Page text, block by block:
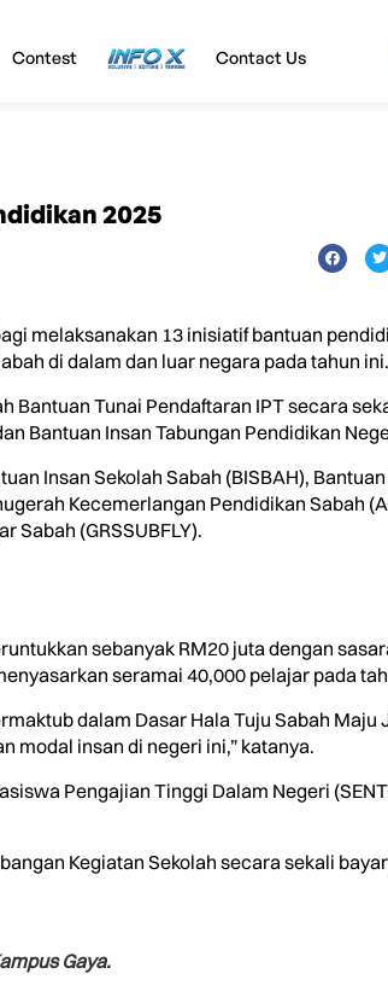
Contest InfoX Contact Us
2025
melaksanakan 13 inisiatif bantuan
di dalam dan luar negara pada tahun ini.
Tunai Pendaftaran IPT secara
Bantuan Insan Tabungan Pendidikan
Insan Sekolah Sabah (BISBAH),
Kecemerlangan Pendidikan Sabah
Sabah (GRSSUBFLY).
sebanyak RM20 juta dengan
seramai 40,000 pelajar pada
dalam Dasar Hala Tuju Sabah Maju
modal insan di negeri ini,” katanya.
Pengajian Tinggi Dalam Negeri
Kegiatan Sekolah secara sekali
Gaya.